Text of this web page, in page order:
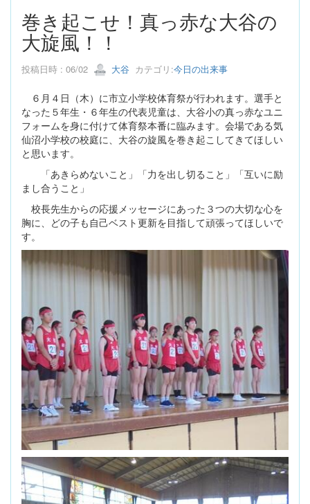
巻き起こせ！真っ赤な大谷の
大旋風！！
投稿日時 : 06/02 大谷 カテゴリ:今日の出来事
６月４日（木）に市立小学校体育祭が行われます。選手と
なった５年生・６年生の代表児童は、大谷小の真っ赤なユニ
フォームを身に付けて体育祭本番に臨みます。会場である気
仙沼小学校の校庭に、大谷の旋風を巻き起こしてきてほしい
と思います。
「あきらめないこと」「力を出し切ること」「互いに励
まし合うこと」
校長先生からの応援メッセージにあった３つの大切な心を
胸に、どの子も自己ベスト更新を目指して頑張ってほしいで
す。